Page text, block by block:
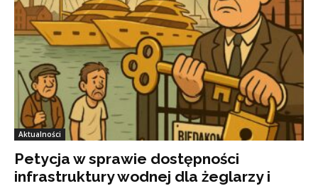
Aktualności
Petycja w sprawie dostępności
infrastruktury wodnej dla żeglarzy i